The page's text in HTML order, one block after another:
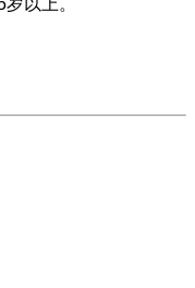
以上。